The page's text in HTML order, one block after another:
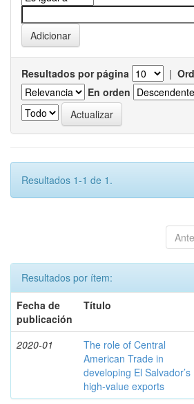
Resultados por página |
En orden
Resultados 1-1 de 1.
Resultados por ítem:
Fecha de
publicación
Título
2020-01
The role of Central
American Trade in
developing El Salvador’s
high-value exports